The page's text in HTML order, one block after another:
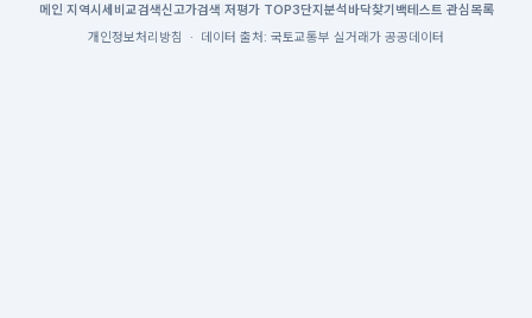
메인| 지역시세 비교검색신고가검색 저평가 TOP3단지분석 바닥찾기 백테스트 관심목록
개인정보처리방침
· 데이터 출처: 국토교통부 실거래가 공공데이터